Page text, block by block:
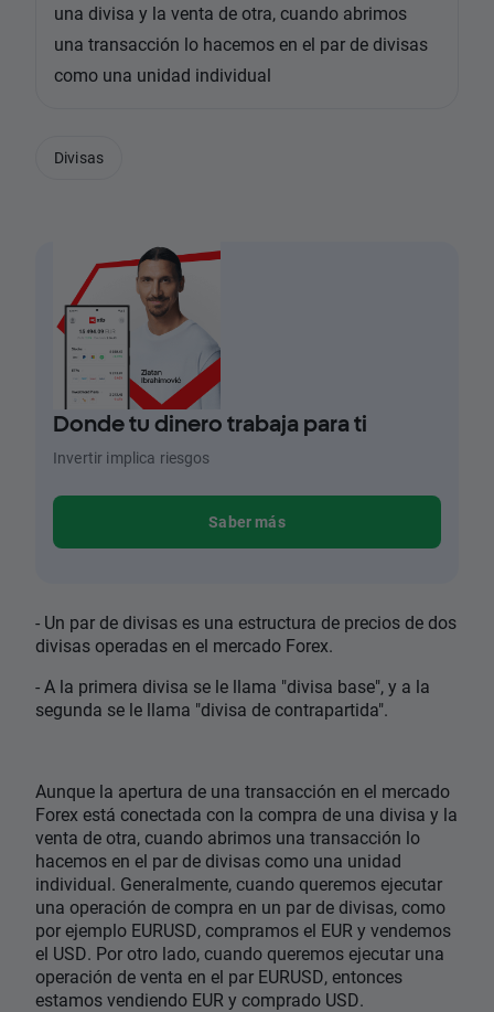
una divisa y la venta de otra, cuando abrimos
una transacción lo hacemos en el par de divisas
como una unidad individual
Donde tu dinero trabaja para ti
Invertir implica riesgos
Saber más
- Un par de divisas es una estructura de precios de dos
divisas operadas en el mercado Forex.
- A la primera divisa se le llama "divisa base", y a la
segunda se le llama "divisa de contrapartida".
Aunque la apertura de una transacción en el mercado
Forex está conectada con la compra de una divisa y la
venta de otra, cuando abrimos una transacción lo
hacemos en el par de divisas como una unidad
individual. Generalmente, cuando queremos ejecutar
una operación de compra en un par de divisas, como
por ejemplo EURUSD, compramos el EUR y vendemos
el USD. Por otro lado, cuando queremos ejecutar una
operación de venta en el par EURUSD, entonces
estamos vendiendo EUR y comprado USD.
Divisas